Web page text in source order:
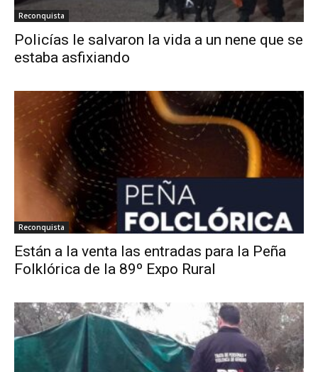
Reconquista
Policías le salvaron la vida a un nene que se
estaba asfixiando
Reconquista
Están a la venta las entradas para la Peña
Folklórica de la 89º Expo Rural